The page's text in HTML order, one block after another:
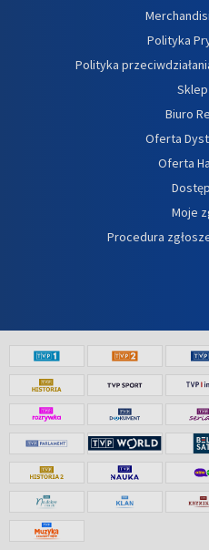
Polityka
Polityka
Sklep
Biuro
Oferta
Oferta
Moje
Procedura